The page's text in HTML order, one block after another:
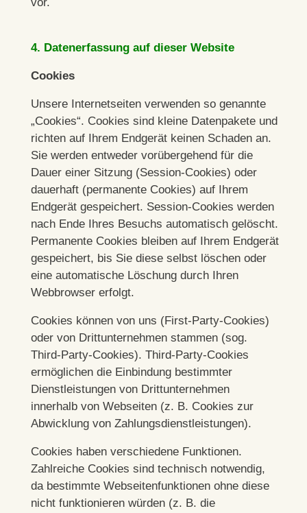
vor.
4. Datenerfassung auf dieser Website
Cookies
Unsere Internetseiten verwenden so genannte
„Cookies“. Cookies sind kleine Datenpakete und
richten auf Ihrem Endgerät keinen Schaden an.
Sie werden entweder vorübergehend für die
Dauer einer Sitzung (Session-Cookies) oder
dauerhaft (permanente Cookies) auf Ihrem
Endgerät gespeichert. Session-Cookies werden
nach Ende Ihres Besuchs automatisch gelöscht.
Permanente Cookies bleiben auf Ihrem Endgerät
gespeichert, bis Sie diese selbst löschen oder
eine automatische Löschung durch Ihren
Webbrowser erfolgt.
Cookies können von uns (First-Party-Cookies)
oder von Drittunternehmen stammen (sog.
Third-Party-Cookies). Third-Party-Cookies
ermöglichen die Einbindung bestimmter
Dienstleistungen von Drittunternehmen
innerhalb von Webseiten (z. B. Cookies zur
Abwicklung von Zahlungsdienstleistungen).
Cookies haben verschiedene Funktionen.
Zahlreiche Cookies sind technisch notwendig,
da bestimmte Webseitenfunktionen ohne diese
nicht funktionieren würden (z. B. die